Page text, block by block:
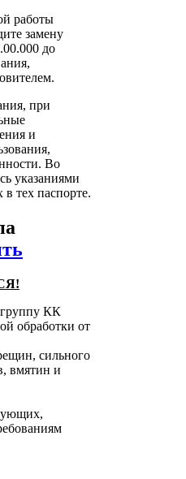
работы
замену
до
при
и
Во
указаниями
тех паспорте.
группу КК
обработки от
сильного
вмятин и